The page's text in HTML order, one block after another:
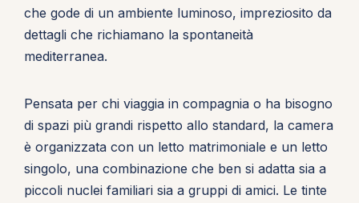
che gode di un ambiente luminoso, impreziosito da
dettagli che richiamano la spontaneità
mediterranea.
Pensata per chi viaggia in compagnia o ha bisogno
di spazi più grandi rispetto allo standard, la camera
è organizzata con un letto matrimoniale e un letto
singolo, una combinazione che ben si adatta sia a
piccoli nuclei familiari sia a gruppi di amici. Le tinte